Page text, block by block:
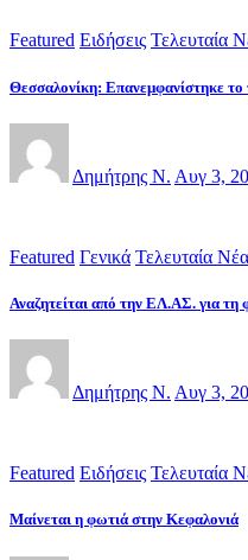
Featured Ειδήσεις Τελευταία
Θεσσαλονίκη: Επανεμφανίστηκε το
Δημήτρης Ν. Αυγ 3,
Featured Γενικά Τελευταία Νέα
Αναζητείται από την ΕΛ.ΑΣ. για τη
Δημήτρης Ν. Αυγ 3,
Featured Ειδήσεις Τελευταία
Μαίνεται η φωτιά στην Κεφαλονιά